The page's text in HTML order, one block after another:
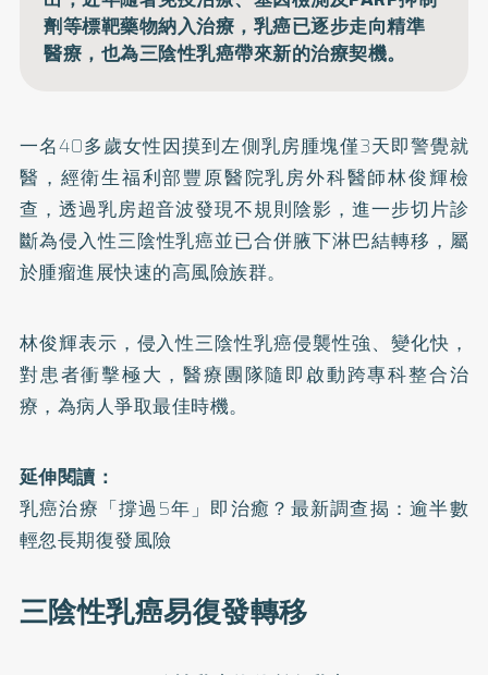
劑等標靶藥物納入治療，乳癌已逐步走向精準
醫療，也為三陰性乳癌帶來新的治療契機。
一名40多歲女性因摸到左側乳房腫塊僅3天即警覺就
醫，經衛生福利部豐原醫院乳房外科醫師林俊輝檢
查，透過乳房超音波發現不規則陰影，進一步切片診
斷為侵入性三陰性乳癌並已合併腋下淋巴結轉移，屬
於腫瘤進展快速的高風險族群。
林俊輝表示，侵入性三陰性乳癌侵襲性強、變化快，
對患者衝擊極大，醫療團隊隨即啟動跨專科整合治
療，為病人爭取最佳時機。
延伸閱讀：
乳癌治療「撐過5年」即治癒？最新調查揭：逾半數
輕忽長期復發風險
三陰性乳癌易復發轉移